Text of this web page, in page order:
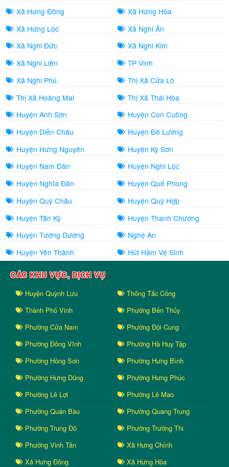
Xã Hưng Đông
Xã Hưng Hòa
Xã Hưng Lộc
Xã Nghi Ân
Xã Nghi Đức
Xã Nghi Kim
Xã Nghi Liên
TP Vinh
Xã Nghi Phú.
Thị Xã Cửa Lò
Thị Xã Hoàng Mai
Thị Xã Thái Hòa
Huyện Anh Sơn
Huyện Con Cuông
Huyện Diễn Châu
Huyện Đô Lương
Huyện Hưng Nguyên
Huyện Kỳ Sơn
Huyện Nam Đàn
Huyện Nghi Lộc
Huyện Nghĩa Đàn
Huyện Quế Phong
Huyện Quỳ Châu
Huyện Quỳ Hợp
Huyện Tân Kỳ
Huyện Thanh Chương
Huyện Tương Dương
Nghệ An
Huyện Yên Thành
Hút Hầm Vệ Sinh
CÁC KHU VỰC, DỊCH VỤ
Huyện Quỳnh Lưu
Thông Tắc Cống
Thành Phố Vinh
Phường Bến Thủy
Phường Cửa Nam
Phường Đội Cung
Phường Đông Vĩnh
Phường Hà Huy Tập
Phường Hồng Sơn
Phường Hưng Bình
Phường Hưng Dũng
Phường Hưng Phúc
Phường Lê Lợi
Phường Lê Mao
Phường Quán Bàu
Phường Quang Trung
Phường Trung Đô
Phường Trường Thi
Phường Vinh Tân
Xã Hưng Chính
Xã Hưng Đông
Xã Hưng Hòa